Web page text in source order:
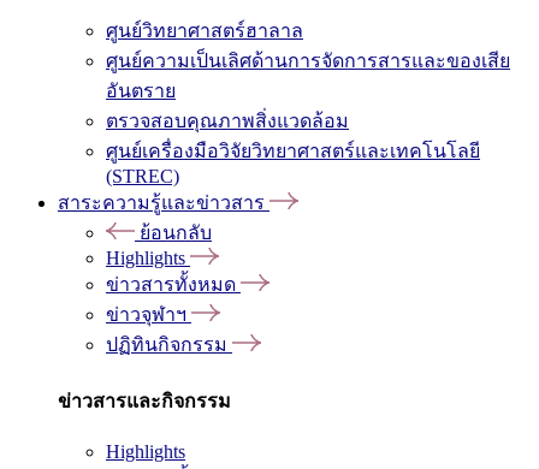
ศูนย์วิทยาศาสตร์ฮาลาล
ศูนย์ความเป็นเลิศด้านการจัดการสารและของเสีย
อันตราย
ตรวจสอบคุณภาพสิ่งแวดล้อม
ศูนย์เครื่องมือวิจัยวิทยาศาสตร์และเทคโนโลยี
(STREC)
สาระความรู้และข่าวสาร
ย้อนกลับ
Highlights
ข่าวสารทั้งหมด
ข่าวจุฬาฯ
ปฏิทินกิจกรรม
ข่าวสารและกิจกรรม
Highlights